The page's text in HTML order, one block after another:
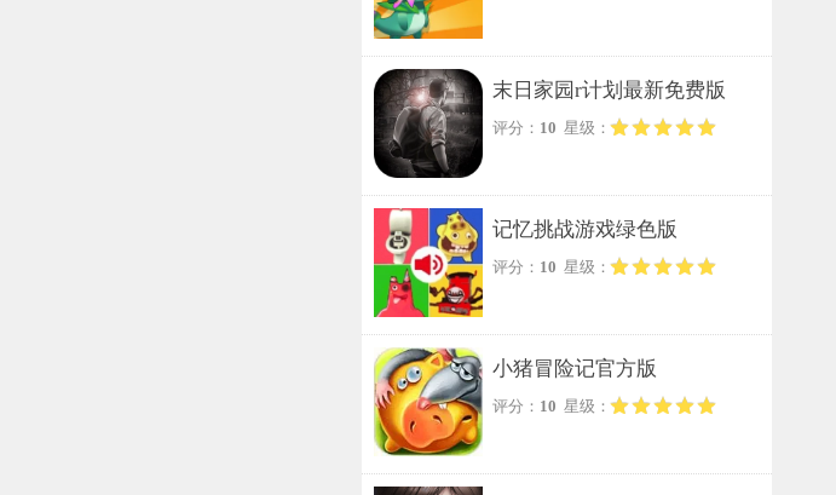
末日家园r计划最新免费版
评分： 10 星级：
记忆挑战游戏绿色版
评分： 10 星级：
小猪冒险记官方版
评分： 10 星级：